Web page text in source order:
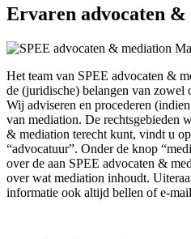
Ervaren advocaten &
Het team van SPEE advocaten &
de (juridische) belangen van zowel
Wij adviseren en procederen
van mediation. De rechtsgebieden
& mediation terecht kunt, vindt u
“advocatuur”. Onder de knop
over de aan SPEE advocaten &
over wat mediation inhoudt.
informatie ook altijd bellen of e-